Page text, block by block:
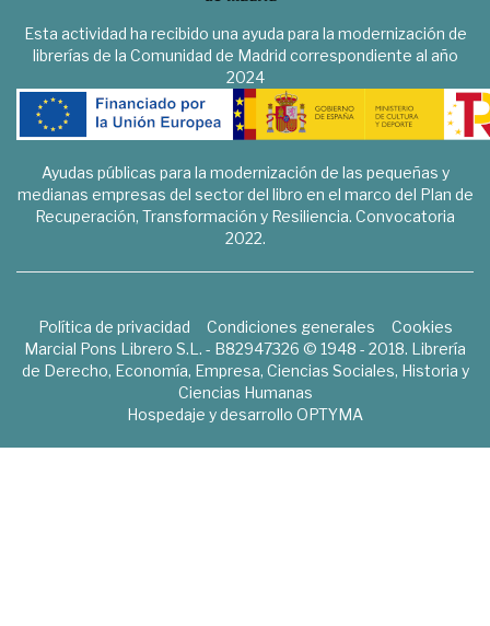
Esta actividad ha recibido una ayuda para la modernización de
librerías de la Comunidad de Madrid correspondiente al año
2024
Ayudas públicas para la modernización de las pequeñas y
medianas empresas del sector del libro en el marco del Plan de
Recuperación, Transformación y Resiliencia. Convocatoria
2022.
Política de privacidad Condiciones generales
Cookies
Marcial Pons Librero S.L. - B82947326 © 1948 - 2018. Librería
de Derecho, Economía, Empresa, Ciencias Sociales, Historia y
Ciencias Humanas
Hospedaje y desarrollo OPTYMA